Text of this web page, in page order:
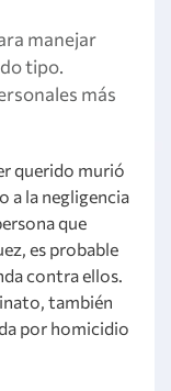
manejar
tipo.
más
querido murió
a la negligencia
que
es probable
contra ellos.
también
por homicidio